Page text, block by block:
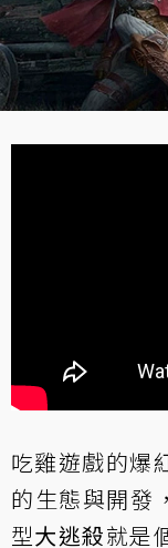
吃雞遊戲的爆
的生態與開發
型大逃殺就是